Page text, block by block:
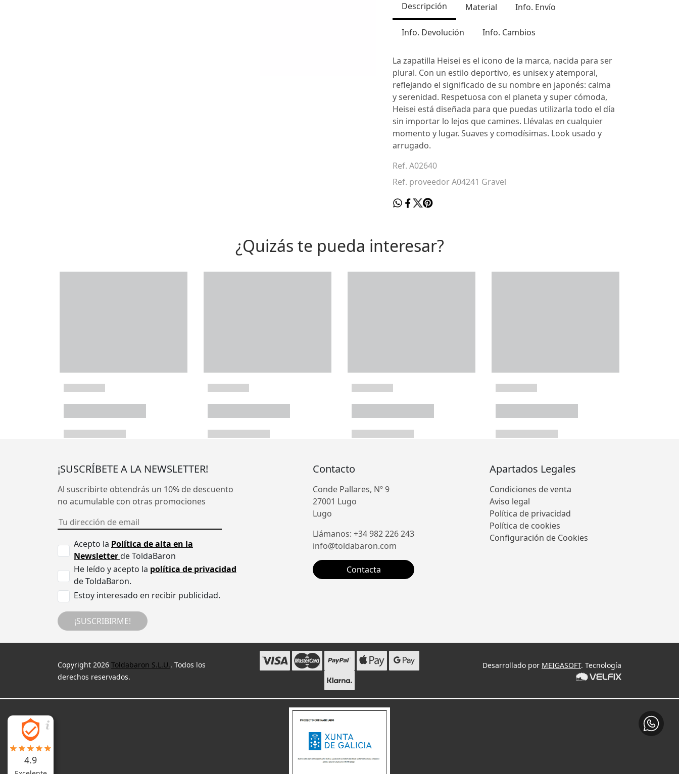
Descripción Material Info. Envío
Info. Devolución Info. Cambios
La zapatilla Heisei es el icono de la marca, nacida para ser
plural. Con un estilo deportivo, es unisex y atemporal,
reflejando el significado de su nombre en japonés: calma
y serenidad. Respetuosa con el planeta y super cómoda,
Heisei está diseñada para que puedas utilizarla todo el día
sin importar lo lejos que camines. Llévalas en cualquier
momento y lugar. Suaves y comodísimas. Look usado y
arrugado.
Ref. A02640
Ref. proveedor A04241 Gravel
¿Quizás te pueda interesar?
¡SUSCRÍBETE A LA NEWSLETTER!
Al suscribirte obtendrás un 10% de descuento
no acumulable con otras promociones
Acepto la Política de alta en la
Newsletterde ToldaBaron
He leído y acepto la política de privacidad
de ToldaBaron.
Estoy interesado en recibir publicidad.
¡SUSCRIBIRME!
Contacto
Conde Pallares, Nº 9
27001 Lugo
Lugo
Llámanos: +34 982 226 243
info@toldabaron.com
Contacta
Apartados Legales
Condiciones de venta
Aviso legal
Política de privacidad
Política de cookies
Configuración de Cookies
Copyright 2026 Toldabaron S.L.U.. Todos los
derechos reservados.
Desarrollado por MEIGASOFT. Tecnología
4.9